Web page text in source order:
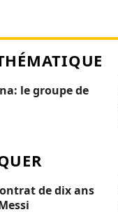
le groupe de
de dix ans